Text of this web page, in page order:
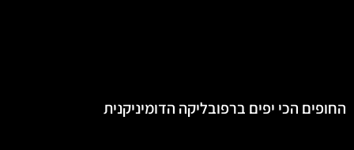
החופים הכי יפים ברפובליקה הדומיניקנית